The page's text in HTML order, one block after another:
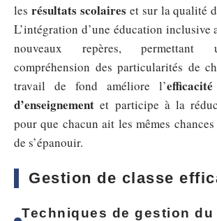
les résultats scolaires et sur la qualité
L’intégration d’une éducation inclusive
nouveaux repères, permettant
compréhension des particularités de
travail de fond améliore l’
d’enseignement et participe à la
pour que chacun ait les mêmes
de s’épanouir.
Gestion de classe
Techniques de gestion du